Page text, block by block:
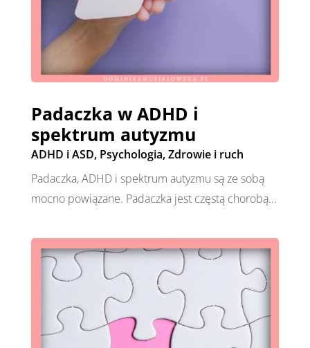
Padaczka w ADHD i
spektrum autyzmu
ADHD i ASD, Psychologia,Zdrowie i ruch
Padaczka, ADHD i spektrum autyzmu są ze sobą
mocno powiązane. Padaczka jest częstą chorobą...